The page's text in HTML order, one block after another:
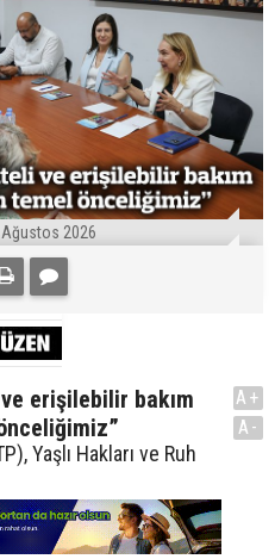
2026
erişilebilir bakım
Yaşlı Hakları ve Ruh
A+
A-